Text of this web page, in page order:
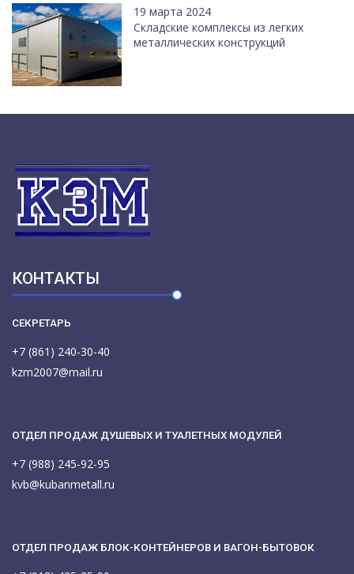
19 марта 2024
Cкладские комплексы из легких
металлических конструкций
КОНТАКТЫ
СЕКРЕТАРЬ
+7 (861) 240-30-40
kzm2007@mail.ru
ОТДЕЛ ПРОДАЖ ДУШЕВЫХ И ТУАЛЕТНЫХ МОДУЛЕЙ
+7 (988) 245-92-95
kvb@kubanmetall.ru
ОТДЕЛ ПРОДАЖ БЛОК-КОНТЕЙНЕРОВ И ВАГОН-БЫТОВОК